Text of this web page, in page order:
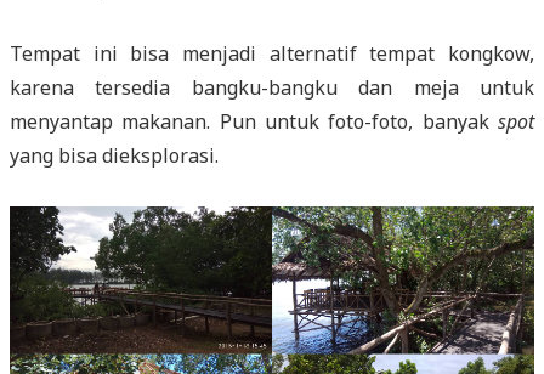
Tempat ini bisa menjadi alternatif tempat kongkow,
karena tersedia bangku-bangku dan meja untuk
menyantap makanan. Pun untuk foto-foto, banyakspot
yang bisa dieksplorasi.